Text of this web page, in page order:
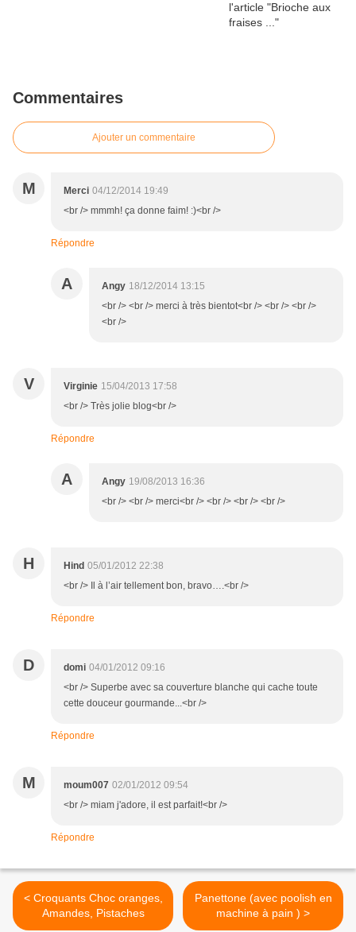
Commentaires
Ajouter un commentaire
M Merci 04/12/2014 19:49
<br /> mmmh! ça donne faim! :)<br />
Répondre
A Angy 18/12/2014 13:15
<br /> <br /> merci à très bientot<br /> <br /> <br />
<br />
V Virginie 15/04/2013 17:58
<br /> Très jolie blog<br />
Répondre
A Angy 19/08/2013 16:36
<br /> <br /> merci<br /> <br /> <br /> <br />
H Hind 05/01/2012 22:38
<br /> Il à l’air tellement bon, bravo….<br />
Répondre
D domi 04/01/2012 09:16
<br /> Superbe avec sa couverture blanche qui cache toute
cette douceur gourmande...<br />
Répondre
M moum007 02/01/2012 09:54
<br /> miam j'adore, il est parfait!<br />
Répondre
< Croquants Choc oranges,
Amandes, Pistaches
Panettone (avec poolish en
machine à pain ) >